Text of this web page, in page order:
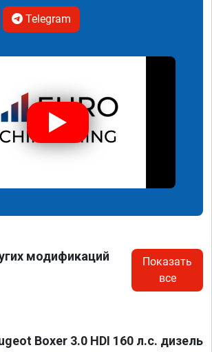
Telegram
модификаций
Показать
все
Boxer 3.0 HDI 160 л.с. дизель